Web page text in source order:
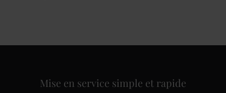
Mise en service simple et rapide